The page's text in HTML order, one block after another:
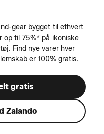
gear bygget til ethvert
op til 75%* på ikoniske
Find nye varer hver
er 100% gratis.
gratis
Zalando